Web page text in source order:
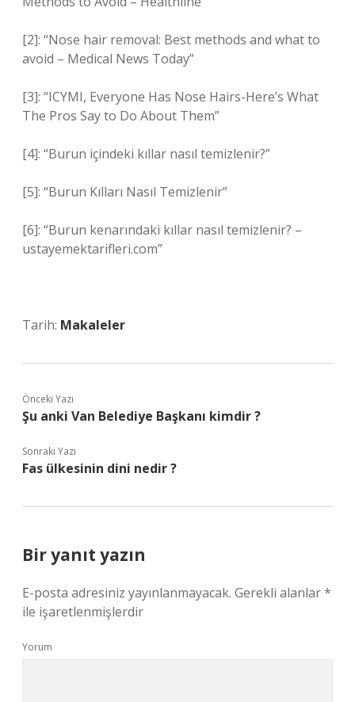
[2]: “Nose hair removal: Best methods and what to
avoid – Medical News Today”
[3]: “ICYMI, Everyone Has Nose Hairs-Here’s What
The Pros Say to Do About Them”
[4]: “Burun içindeki kıllar nasıl temizlenir?”
[5]: “Burun Kılları Nasıl Temizlenir”
[6]: “Burun kenarındaki kıllar nasıl temizlenir? –
ustayemektarifleri.com”
Tarih: Makaleler
Önceki Yazı
Şu anki Van Belediye Başkanı kimdir ?
Sonraki Yazı
Fas ülkesinin dini nedir ?
Bir yanıt yazın
E-posta adresiniz yayınlanmayacak. Gerekli alanlar*
ile işaretlenmişlerdir
Yorum